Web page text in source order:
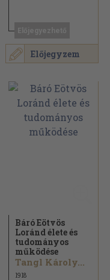
Előjegyzem
Báró Eötvös
Loránd élete és
tudományos
működése
Tangl Károly...
1918